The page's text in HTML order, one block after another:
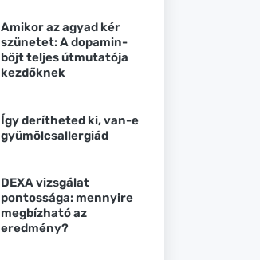
Amikor az agyad kér
szünetet: A dopamin-
böjt teljes útmutatója
kezdőknek
Így derítheted ki, van-e
gyümölcsallergiád
DEXA vizsgálat
pontossága: mennyire
megbízható az
eredmény?